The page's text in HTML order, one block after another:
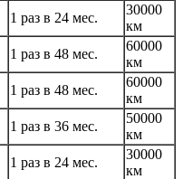
1 раз в 24 мес.
30000
км
1 раз в 48 мес.
60000
км
1 раз в 48 мес.
60000
км
1 раз в 36 мес.
50000
км
1 раз в 24 мес.
30000
км